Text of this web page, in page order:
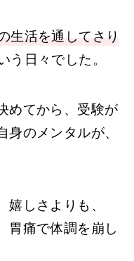
生活を通してさり
う日々でした。
めてから、受験が
のメンタルが、
しさよりも、
胃痛で体調を崩し